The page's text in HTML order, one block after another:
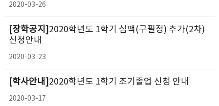
2020-03-26
[장학공지] 2020학년도 1학기 심팩(구필정) 추가(2차)
신청안내
2020-03-23
[학사안내] 2020학년도 1학기 조기졸업 신청 안내
2020-03-17